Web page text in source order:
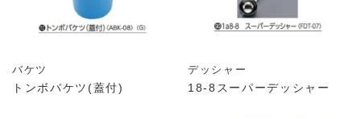
バケツ
トンボバケツ(蓋付)
デッシャー
18-8スーパーデッシャー